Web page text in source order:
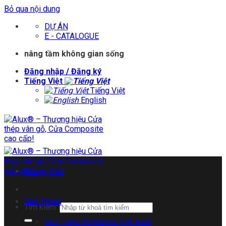
Bỏ qua nội dung
DỰ ÁN
E - CATALOGUE
nâng tầm không gian sống
Đăng nhập / Đăng ký
Tiếng Việt
Tiếng Việt
English
Tìm kiếm:
Trang Chủ
Giới Thiệu
Giới Thiệu Về Alumax Việt Nam